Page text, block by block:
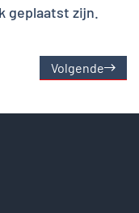
geplaatst zijn.
Volgende